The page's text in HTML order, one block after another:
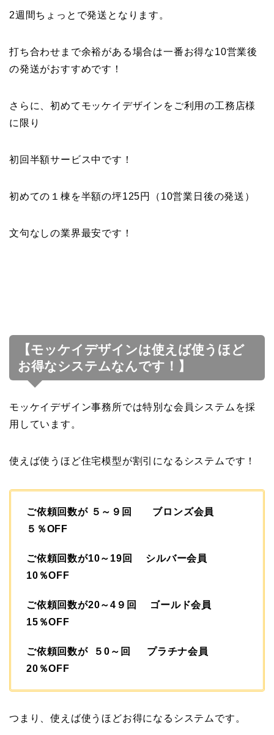
2週間ちょっとで発送となります。
打ち合わせまで余裕がある場合は一番お得な10営業後
の発送がおすすめです！
さらに、初めてモッケイデザインをご利用の工務店様
に限り
初回半額サービス中です！
初めての１棟を半額の坪125円（10営業日後の発送）
文句なしの業界最安です！
【モッケイデザインは使えば使うほど
お得なシステムなんです！】
モッケイデザイン事務所では特別な会員システムを採
用しています。
使えば使うほど住宅模型が割引になるシステムです！
ご依頼回数が ５～９回 ブロンズ会員
５％OFF
ご依頼回数が10～19回 シルバー会員
10％OFF
ご依頼回数が20～4９回 ゴールド会員
15％OFF
ご依頼回数が ５0～回 プラチナ会員
20％OFF
つまり、使えば使うほどお得になるシステムです。